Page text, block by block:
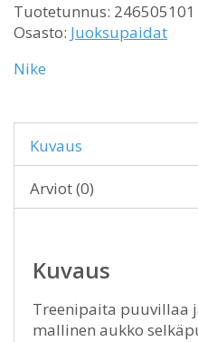
Tuotetunnus: 246505101
Osasto: Juoksupaidat
Nike
Kuvaus
Arviot (0)
Kuvaus
Treenipaita puuvillaa
mallinen aukko